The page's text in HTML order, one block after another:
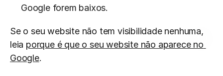
Google forem baixos.
Se o seu website não tem visibilidade nenhuma,
leia porque é que o seu website não aparece no
Google.